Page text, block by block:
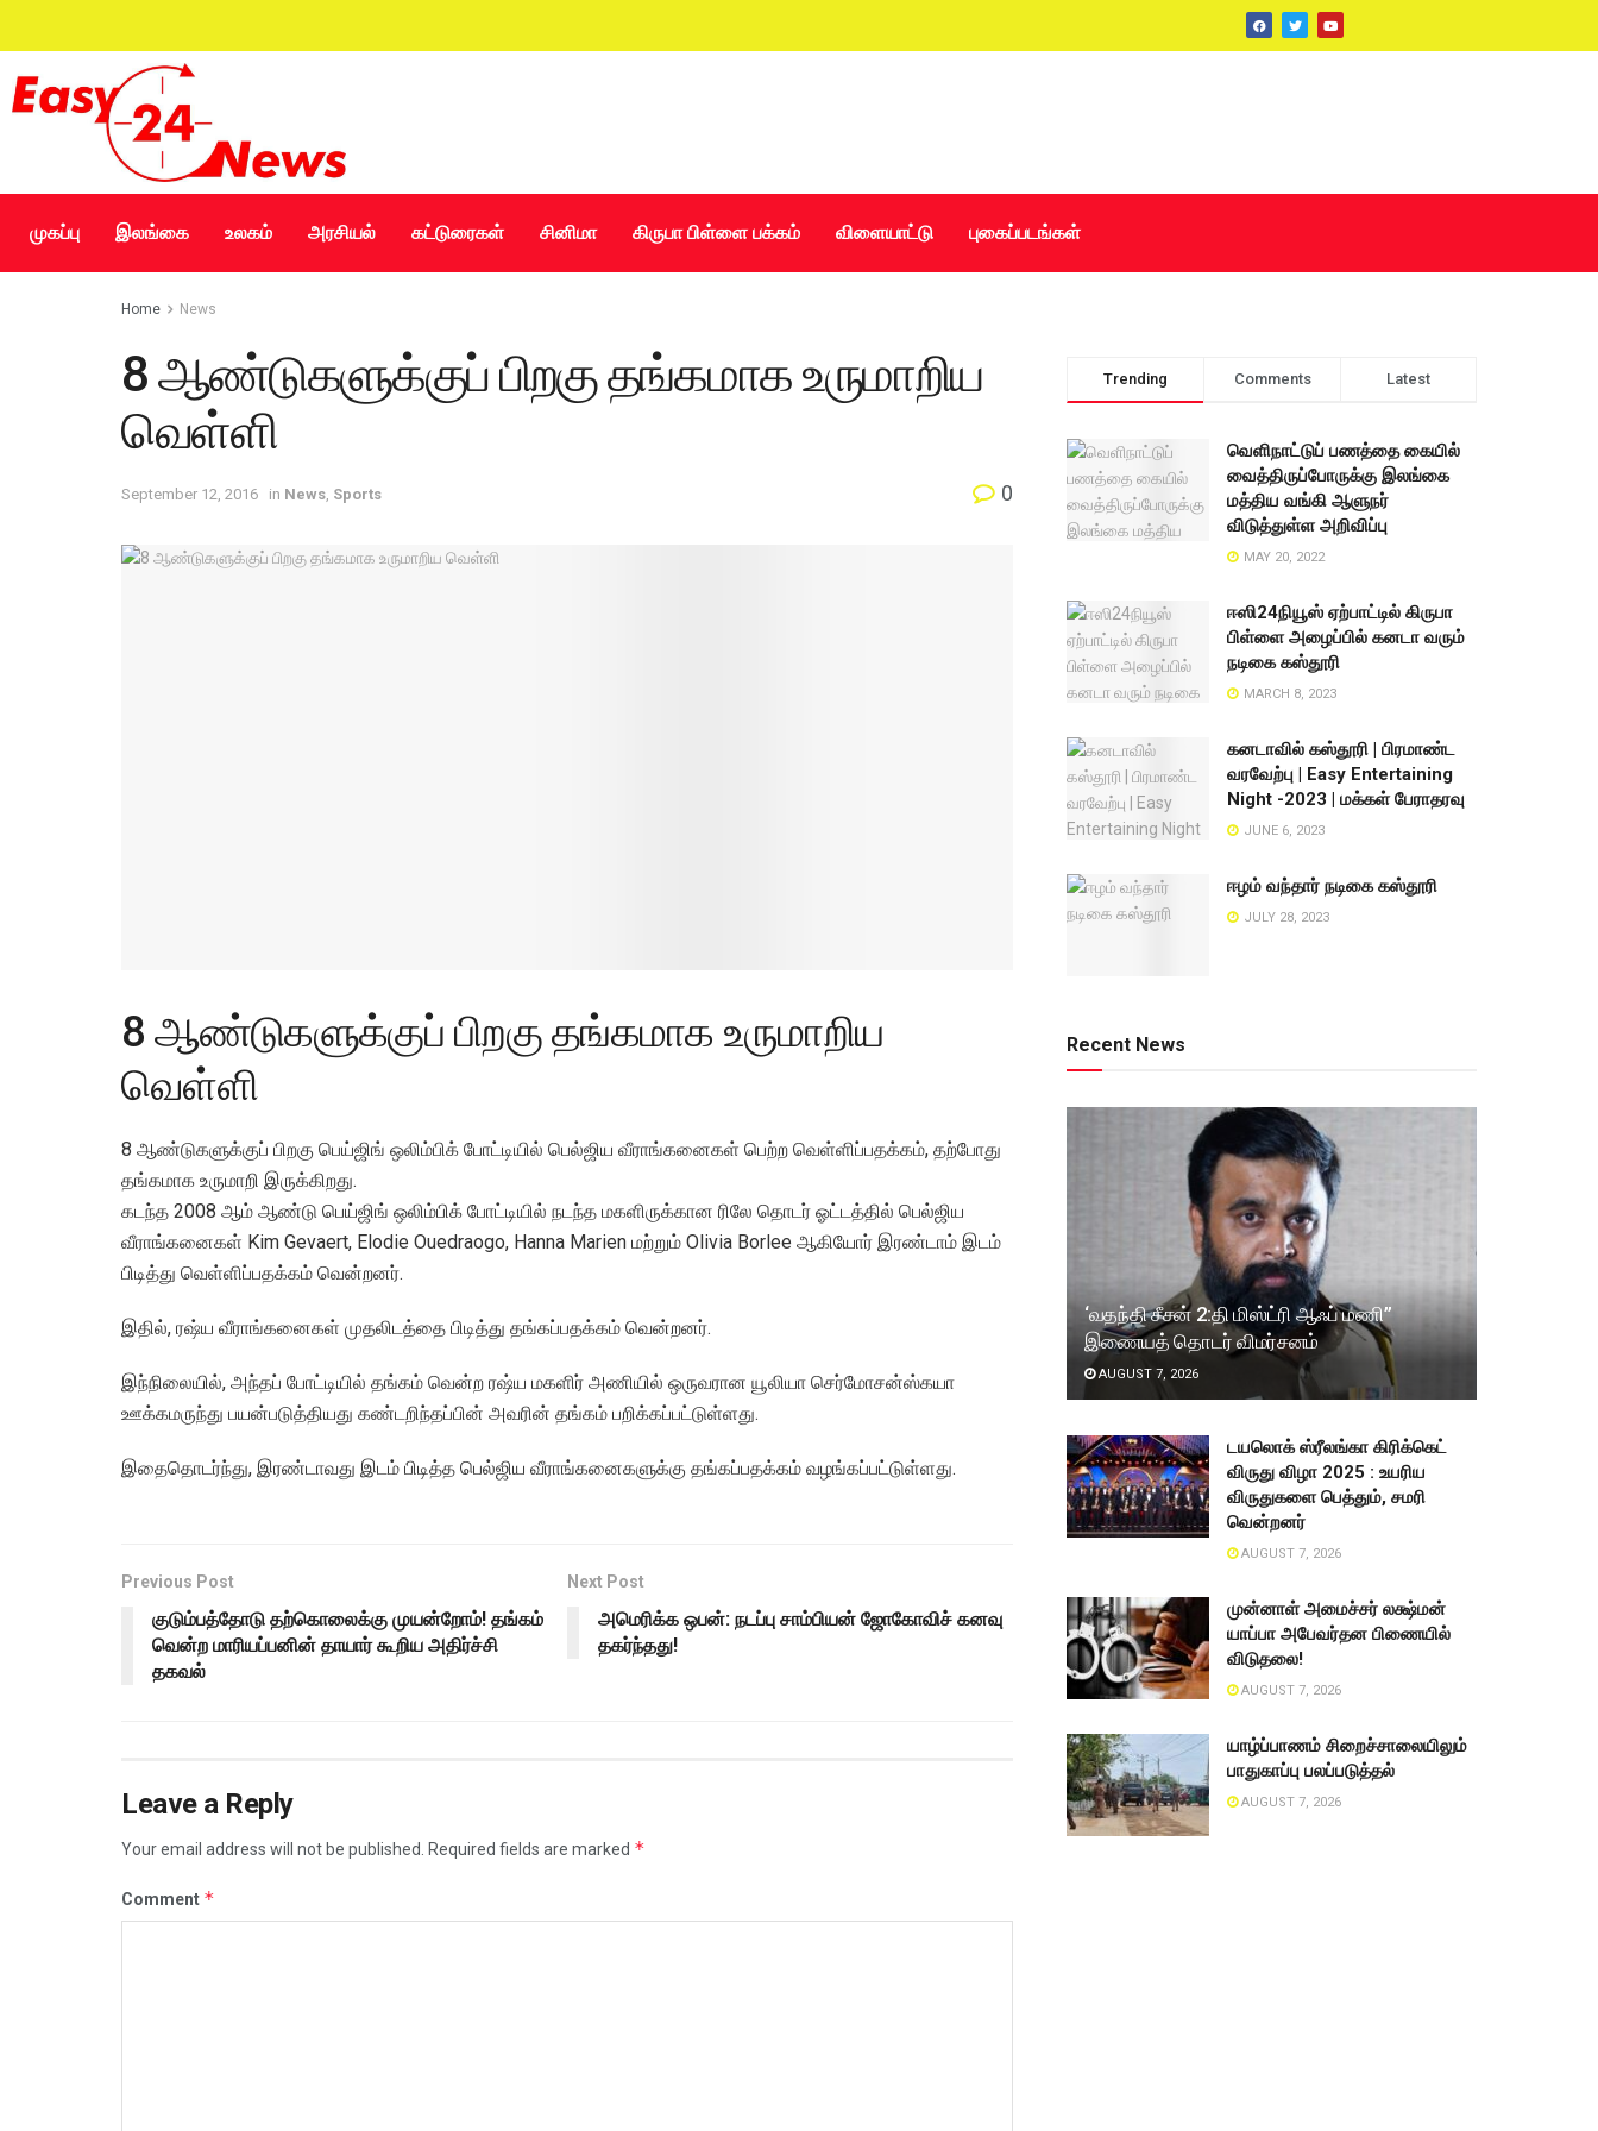
முகப்பு இலங்கை உலகம் அரசியல் கட்டுரைகள் சினிமா கிருபா பிள்ளை பக்கம் விளையாட்டு புகைப்படங்கள்
Home News
8 ஆண்டுகளுக்குப் பிறகு தங்கமாக உருமாறிய
வெள்ளி
September 12, 2016 in News Sports 0
8 ஆண்டுகளுக்குப் பிறகு தங்கமாக உருமாறிய
வெள்ளி
8 ஆண்டுகளுக்குப் பிறகு பெய்ஜிங் ஒலிம்பிக் போட்டியில் பெல்ஜிய வீராங்கனைகள் பெற்ற வெள்ளிப்பதக்கம், தற்போது
தங்கமாக உருமாறி இருக்கிறது.
கடந்த 2008 ஆம் ஆண்டு பெய்ஜிங் ஒலிம்பிக் போட்டியில் நடந்த மகளிருக்கான ரிலே தொடர் ஓட்டத்தில் பெல்ஜிய
வீராங்கனைகள் Kim Gevaert, Elodie Ouedraogo, Hanna Marien மற்றும் Olivia Borlee ஆகியோர் இரண்டாம் இடம்
பிடித்து வெள்ளிப்பதக்கம் வென்றனர்.
இதில், ரஷ்ய வீராங்கனைகள் முதலிடத்தை பிடித்து தங்கப்பதக்கம் வென்றனர்.
இந்நிலையில், அந்தப் போட்டியில் தங்கம் வென்ற ரஷ்ய மகளிர் அணியில் ஒருவரான யூலியா செர்மோசன்ஸ்கயா
ஊக்கமருந்து பயன்படுத்தியது கண்டறிந்தப்பின் அவரின் தங்கம் பறிக்கப்பட்டுள்ளது.
இதைதொடர்ந்து, இரண்டாவது இடம் பிடித்த பெல்ஜிய வீராங்கனைகளுக்கு தங்கப்பதக்கம் வழங்கப்பட்டுள்ளது.
Previous Post
குடும்பத்தோடு தற்கொலைக்கு முயன்றோம்! தங்கம்
வென்ற மாரியப்பனின் தாயார் கூறிய அதிர்ச்சி
தகவல்
Next Post
அமெரிக்க ஒபன்: நடப்பு சாம்பியன் ஜோகோவிச் கனவு
தகர்ந்தது!
Leave a Reply
Your email address will not be published. Required fields are marked *
Comment *
Trending Comments Latest
வெளிநாட்டுப் பணத்தை கையில்
வைத்திருப்போருக்கு இலங்கை
மத்திய வங்கி ஆளுநர்
விடுத்துள்ள அறிவிப்பு
MAY 20, 2022
ஈஸி24நியூஸ் ஏற்பாட்டில் கிருபா
பிள்ளை அழைப்பில் கனடா வரும்
நடிகை கஸ்தூரி
MARCH 8, 2023
கனடாவில் கஸ்தூரி | பிரமாண்ட
வரவேற்பு | Easy Entertaining
Night -2023 | மக்கள் பேராதரவு
JUNE 6, 2023
ஈழம் வந்தார் நடிகை கஸ்தூரி
JULY 28, 2023
Recent News
‘வதந்தி சீசன் 2:தி மிஸ்ட்ரி ஆஃப் மணி”
இணையத் தொடர் விமர்சனம்
AUGUST 7, 2026
டயலொக் ஸ்ரீலங்கா கிரிக்கெட்
விருது விழா 2025 : உயரிய
விருதுகளை பெத்தும், சமரி
வென்றனர்
AUGUST 7, 2026
முன்னாள் அமைச்சர் லக்ஷ்மன்
யாப்பா அபேவர்தன பிணையில்
விடுதலை!
AUGUST 7, 2026
யாழ்ப்பாணம் சிறைச்சாலையிலும்
பாதுகாப்பு பலப்படுத்தல்
AUGUST 7, 2026